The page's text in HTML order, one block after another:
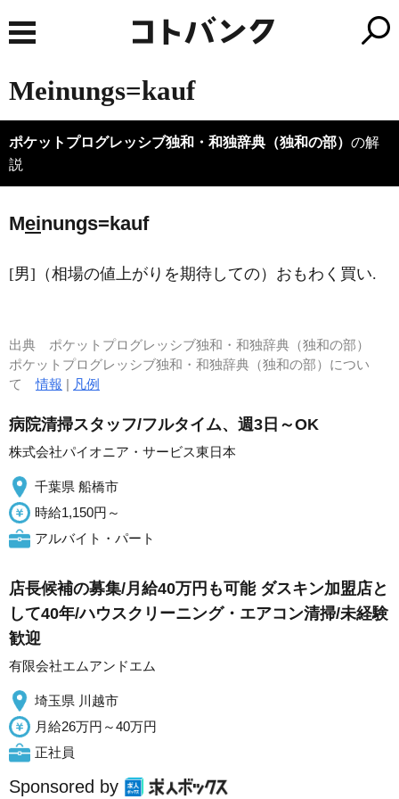
Meinungs=kauf
ポケットプログレッシブ独和・和独辞典（独和の部） の解
説
Meinungs=kauf
[男]（相場の値上がりを期待しての）おもわく買い.
出典 ポケットプログレッシブ独和・和独辞典（独和の部）
ポケットプログレッシブ独和・和独辞典（独和の部）につい
て情報 | 凡例
病院清掃スタッフ/フルタイム、週3日～OK
株式会社パイオニア・サービス東日本
千葉県 船橋市
時給1,150円～
アルバイト・パート
店長候補の募集/月給40万円も可能 ダスキン加盟店と
して40年/ハウスクリーニング・エアコン清掃/未経験
歓迎
有限会社エムアンドエム
埼玉県 川越市
月給26万円～40万円
正社員
Sponsored by